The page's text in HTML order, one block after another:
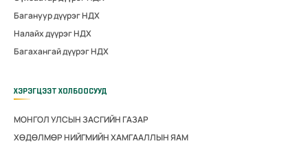
Багануур дүүрэг НДХ
Налайх дүүрэг НДХ
Багахангай дүүрэг НДХ
ХЭРЭГЦЭЭТ ХОЛБООСУУД
МОНГОЛ УЛСЫН ЗАСГИЙН ГАЗАР
ХӨДӨЛМӨР НИЙГМИЙН ХАМГААЛЛЫН ЯАМ